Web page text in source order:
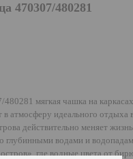
470307/480281
мягкая чашка на
атмосферу идеального отдыха
действительно меняет
глубинными водами и
где водные цвета от